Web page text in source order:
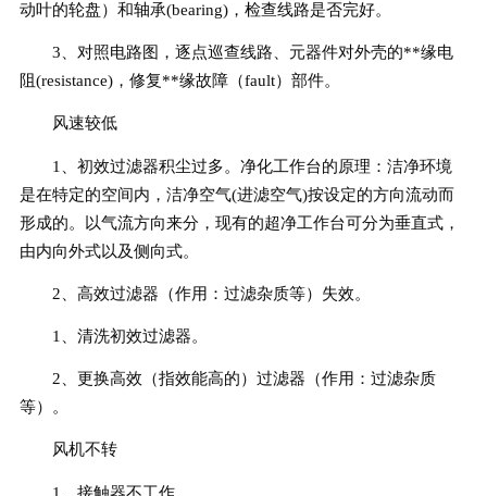
动叶的轮盘）和轴承(bearing)，检查线路是否完好。
3、对照电路图，逐点巡查线路、元器件对外壳的**缘电
阻(resistance)，修复**缘故障（fault）部件。
风速较低
1、初效过滤器积尘过多。净化工作台的原理：洁净环境
是在特定的空间内，洁净空气(进滤空气)按设定的方向流动而
形成的。以气流方向来分，现有的超净工作台可分为垂直式，
由内向外式以及侧向式。
2、高效过滤器（作用：过滤杂质等）失效。
1、清洗初效过滤器。
2、更换高效（指效能高的）过滤器（作用：过滤杂质
等）。
风机不转
1、接触器不工作。